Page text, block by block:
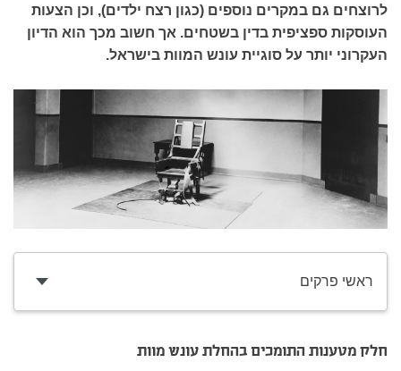
לרוצחים גם במקרים נוספים (כגון רצח ילדים), וכן הצעות
העוסקות ספציפית בדין בשטחים. אך חשוב מכך הוא הדיון
העקרוני יותר על סוגיית עונש המוות בישראל.
ראשי פרקים
חלק מטענות התומכים בהחלת עונש מוות